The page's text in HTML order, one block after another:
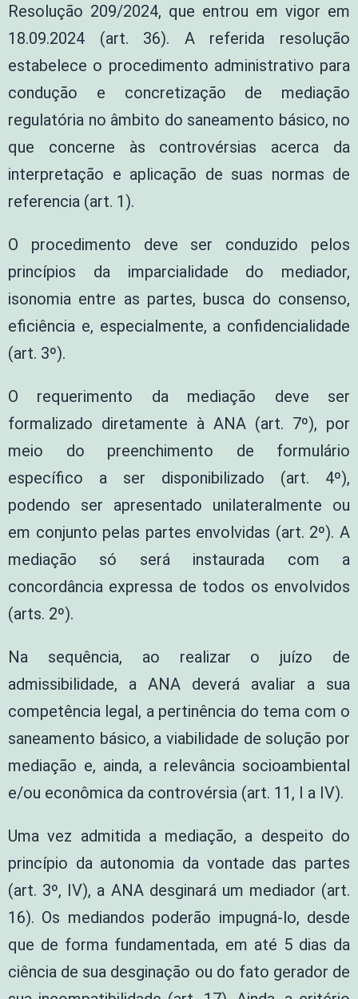
Resolução 209/2024, que entrou em vigor em
18.09.2024 (art. 36). A referida resolução
estabelece o procedimento administrativo para
condução e concretização de mediação
regulatória no âmbito do saneamento básico, no
que concerne às controvérsias acerca da
interpretação e aplicação de suas normas de
referencia (art. 1).
O procedimento deve ser conduzido pelos
princípios da imparcialidade do mediador,
isonomia entre as partes, busca do consenso,
eficiência e, especialmente, a confidencialidade
(art. 3º).
O requerimento da mediação deve ser
formalizado diretamente à ANA (art. 7º), por
meio do preenchimento de formulário
específico a ser disponibilizado (art. 4º),
podendo ser apresentado unilateralmente ou
em conjunto pelas partes envolvidas (art. 2º). A
mediação só será instaurada com a
concordância expressa de todos os envolvidos
(arts. 2º).
Na sequência, ao realizar o juízo de
admissibilidade, a ANA deverá avaliar a sua
competência legal, a pertinência do tema com o
saneamento básico, a viabilidade de solução por
mediação e, ainda, a relevância socioambiental
e/ou econômica da controvérsia (art. 11, I a IV).
Uma vez admitida a mediação, a despeito do
princípio da autonomia da vontade das partes
(art. 3º, IV), a ANA desginará um mediador (art.
16). Os mediandos poderão impugná-lo, desde
que de forma fundamentada, em até 5 dias da
ciência de sua desginação ou do fato gerador de